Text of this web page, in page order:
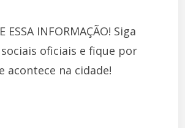
ESSA INFORMAÇÃO! Siga
oficiais e fique por
acontece na cidade!